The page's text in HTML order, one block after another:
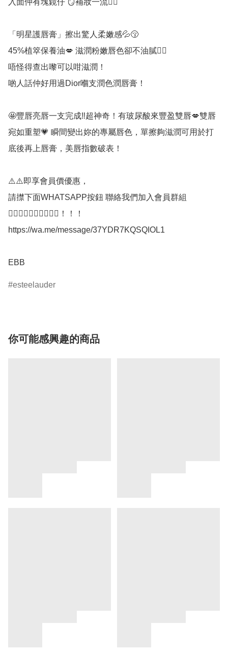
入面仲有塊鏡仔 🪞補妝一流👍🏻
「明星護唇膏」擦出驚人柔嫩感💦😚
45%植箤保養油💋 滋潤粉嫩唇色卻不油膩👍🏻
唔怪得查出嚟可以咁滋潤！
啲人話仲好用過Dior嗰支潤色潤唇膏！
🤩豐唇亮唇一支完成‼️超神奇！有玻尿酸來豐盈雙唇💋雙唇
宛如重塑💗 瞬間變出妳的專屬唇色，單擦夠滋潤可用於打
底後再上唇膏，美唇指數破表！
⚠️⚠️即享會員價優惠，
請㩒下面WHATSAPP按鈕 聯絡我們加入會員群組
👇🏼👇🏼👇🏼👇🏼👇🏼！！！
https://wa.me/message/37YDR7KQSQIOL1
EBB
esteelauder
你可能感興趣的商品